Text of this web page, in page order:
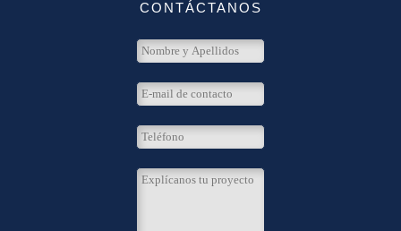
CONTÁCTANOS